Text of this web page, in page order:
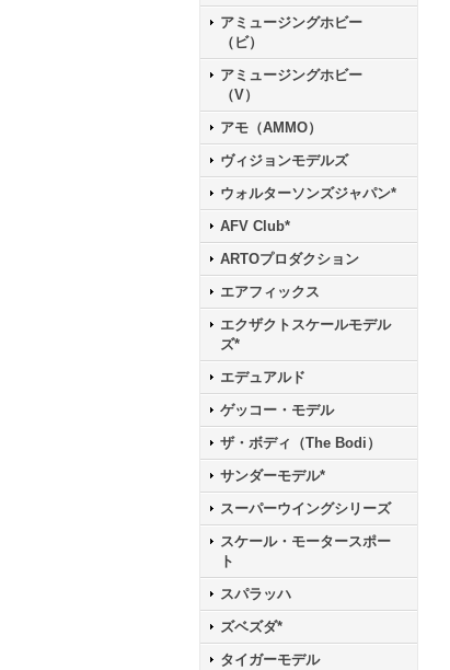
アミュージングホビー
（ビ）
アミュージングホビー
（V）
アモ（AMMO）
ヴィジョンモデルズ
ウォルターソンズジャパン*
AFV Club*
ARTOプロダクション
エアフィックス
エクザクトスケールモデル
ズ*
エデュアルド
ゲッコー・モデル
ザ・ボディ（The Bodi）
サンダーモデル*
スーパーウイングシリーズ
スケール・モータースポー
ト
スパラッハ
ズベズダ*
タイガーモデル